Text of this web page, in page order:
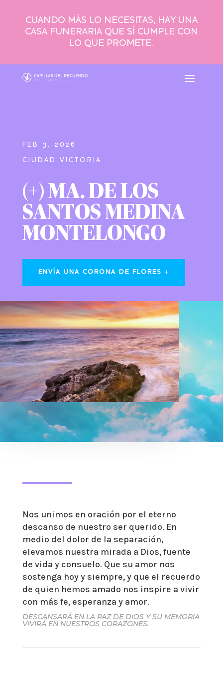
CUANDO MÁS LO NECESITAS, HAY UNA
CASA FUNERARIA QUE SÍ CUMPLE CON
LO QUE PROMETE.
FEB 3, 2026
CIUDAD VICTORIA
(+) MA. DE LOS
SANTOS MEDINA
MONTELONGO
ENVÍA UNA CORONA DE FLORES
Nos unimos en oración por el eterno
descanso de nuestro ser querido. En
medio del dolor de la separación,
elevamos nuestra mirada a Dios, fuente
de vida y consuelo. Que su amor nos
sostenga hoy y siempre, y que el recuerdo
de quien hemos amado nos inspire a vivir
con más fe, esperanza y amor.
DESCANSARÁ EN LA PAZ DE DIOS Y SU MEMORIA
VIVIRÁ EN NUESTROS CORAZONES.